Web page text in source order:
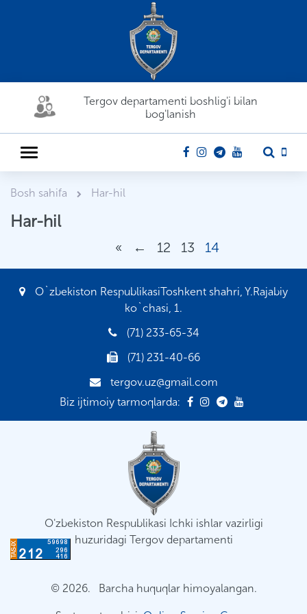
Tergov departamenti boshlig'i bilan
bog'lanish
Bosh sahifa Har-hil
Har-hil
« ← 12 13 14
O`zbekiston RespublikasiToshkent shahri, Y.Rajabiy
ko`chasi, 1.
(71) 233-65-34
(71) 231-40-66
tergov.uz@gmail.com
Biz ijtimoiy tarmoqlarda:
O'zbekiston Respublikasi Ichki ishlar vazirligi
huzuridagi Tergov departamenti
© 2026. Barcha huquqlar himoyalangan.